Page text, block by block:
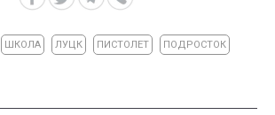
ШКОЛА ЛУЦК ПИСТОЛЕТ ПОДРОСТОК